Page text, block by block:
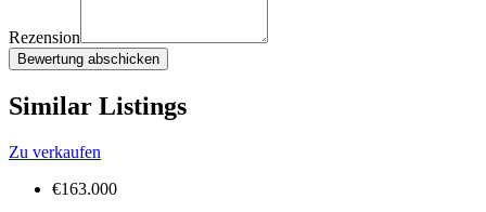
Rezension
Bewertung abschicken
Similar Listings
Zu verkaufen
€163.000